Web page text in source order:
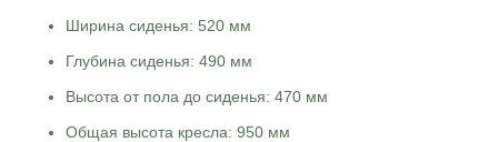
Ширина сиденья: 520 мм
Глубина сиденья: 490 мм
Высота от пола до сиденья: 470 мм
Общая высота кресла: 950 мм